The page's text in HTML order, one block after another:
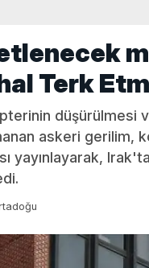
Terk
düşürülmesi
askeri gerilim,
yayınlayarak,